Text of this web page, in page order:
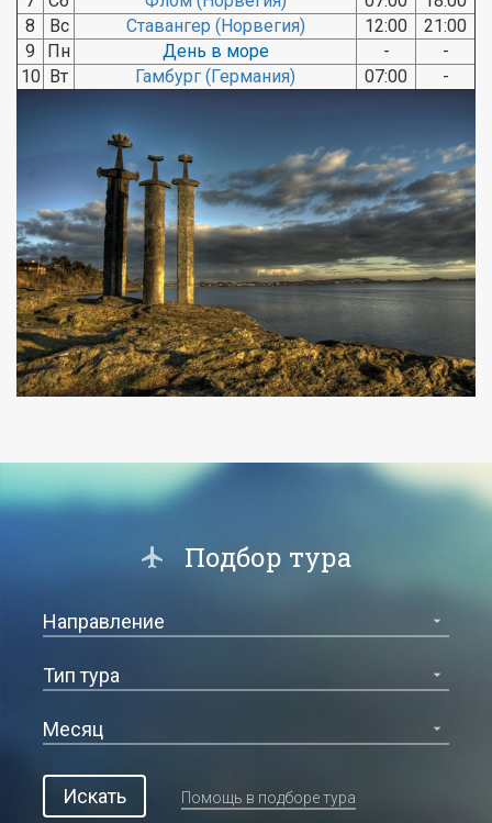
8
Вс Ставангер (Норвегия) 12:00
21:00
9
Пн День в море -
-
10
Вт Гамбург (Германия) 07:00 -
Подбор тура
Искать Помощь в подборе тура